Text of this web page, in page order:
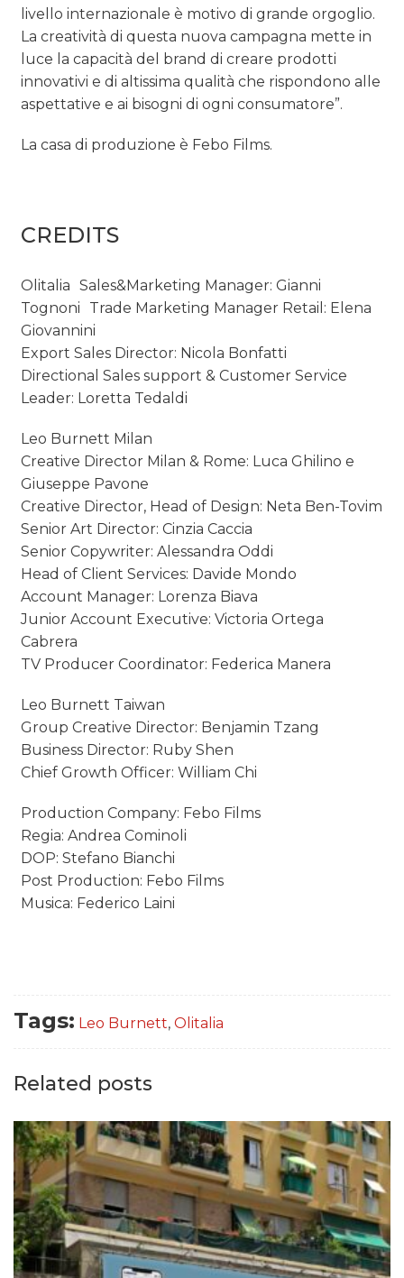
livello internazionale è motivo di grande orgoglio.
La creatività di questa nuova campagna mette in
luce la capacità del brand di creare prodotti
innovativi e di altissima qualità che rispondono alle
aspettative e ai bisogni di ogni consumatore”.
La casa di produzione è Febo Films.
CREDITS
Olitalia Sales&Marketing Manager: Gianni
Tognoni Trade Marketing Manager Retail: Elena
Giovannini
Export Sales Director: Nicola Bonfatti
Directional Sales support & Customer Service
Leader: Loretta Tedaldi
Leo Burnett Milan
Creative Director Milan & Rome: Luca Ghilino e
Giuseppe Pavone
Creative Director, Head of Design: Neta Ben-Tovim
Senior Art Director: Cinzia Caccia
Senior Copywriter: Alessandra Oddi
Head of Client Services: Davide Mondo
Account Manager: Lorenza Biava
Junior Account Executive: Victoria Ortega
Cabrera
TV Producer Coordinator: Federica Manera
Leo Burnett Taiwan
Group Creative Director: Benjamin Tzang
Business Director: Ruby Shen
Chief Growth Officer: William Chi
Production Company: Febo Films
Regia: Andrea Cominoli
DOP: Stefano Bianchi
Post Production: Febo Films
Musica: Federico Laini
Tags: Leo Burnett, Olitalia
Related posts